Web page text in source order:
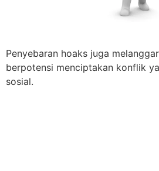
Penyebaran hoaks juga
berpotensi menciptakan konflik
sosial.